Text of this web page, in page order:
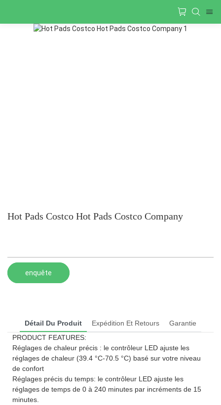
Hot Pads Costco Hot Pads Costco Company
enquête
Détail Du Produit Expédition Et Retours
Garantie
PRODUCT FEATURES:
Réglages de chaleur précis : le contrôleur LED ajuste les
réglages de chaleur (39.4 °C-70.5 °C) basé sur votre niveau
de confort
Réglages précis du temps: le contrôleur LED ajuste les
réglages de temps de 0 à 240 minutes par incréments de 15
minutes.